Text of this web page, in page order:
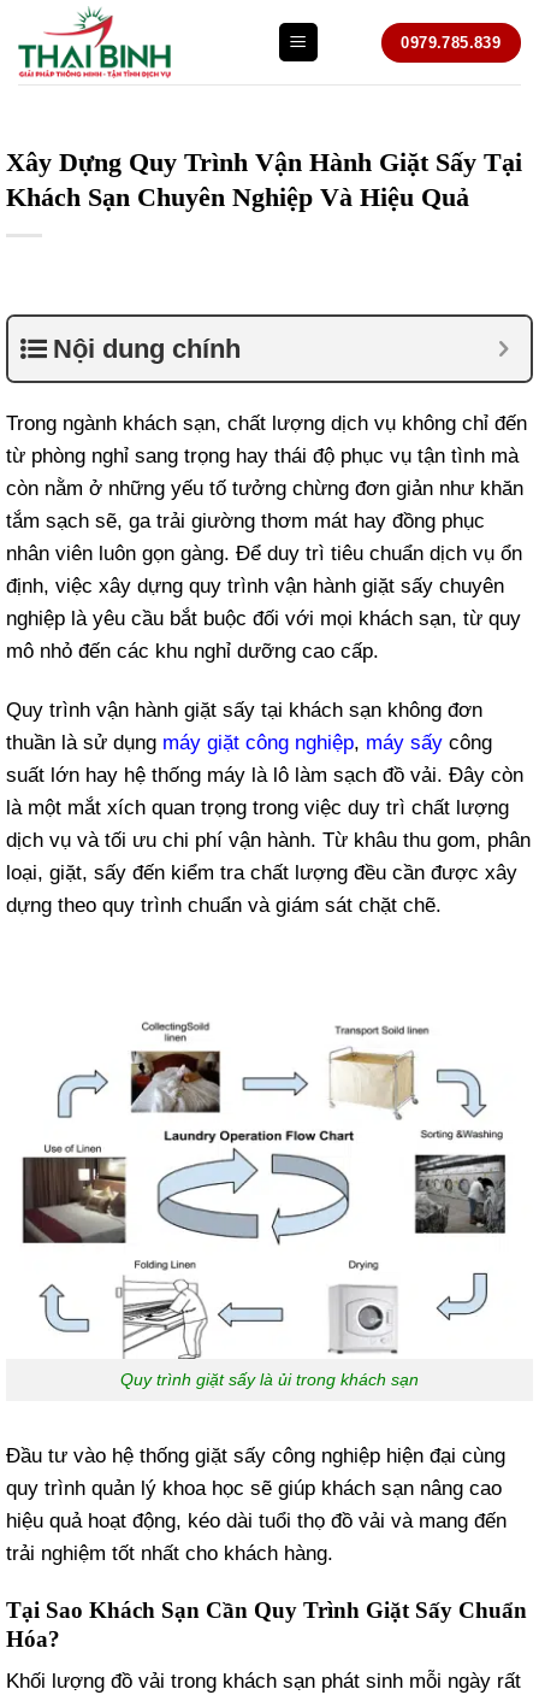
qua
nội
0979.785.839
Xây Dựng Quy Trình Vận Hành Giặt Sấy Tại
Khách Sạn Chuyên Nghiệp Và Hiệu Quả
Nội dung chính
Trong ngành khách sạn, chất lượng dịch vụ không chỉ đến
từ phòng nghỉ sang trọng hay thái độ phục vụ tận tình mà
còn nằm ở những yếu tố tưởng chừng đơn giản như khăn
tắm sạch sẽ, ga trải giường thơm mát hay đồng phục
nhân viên luôn gọn gàng. Để duy trì tiêu chuẩn dịch vụ ổn
định, việc xây dựng quy trình vận hành giặt sấy chuyên
nghiệp là yêu cầu bắt buộc đối với mọi khách sạn, từ quy
mô nhỏ đến các khu nghỉ dưỡng cao cấp.
Quy trình vận hành giặt sấy tại khách sạn không đơn
thuần là sử dụng máy giặt công nghiệp, máy sấy công
suất lớn hay hệ thống máy là lô làm sạch đồ vải. Đây còn
là một mắt xích quan trọng trong việc duy trì chất lượng
dịch vụ và tối ưu chi phí vận hành. Từ khâu thu gom, phân
loại, giặt, sấy đến kiểm tra chất lượng đều cần được xây
dựng theo quy trình chuẩn và giám sát chặt chẽ.
Quy trình giặt sấy là ủi trong khách sạn
Đầu tư vào hệ thống giặt sấy công nghiệp hiện đại cùng
quy trình quản lý khoa học sẽ giúp khách sạn nâng cao
hiệu quả hoạt động, kéo dài tuổi thọ đồ vải và mang đến
trải nghiệm tốt nhất cho khách hàng.
Tại Sao Khách Sạn Cần Quy Trình Giặt Sấy Chuẩn
Hóa?
Khối lượng đồ vải trong khách sạn phát sinh mỗi ngày rất